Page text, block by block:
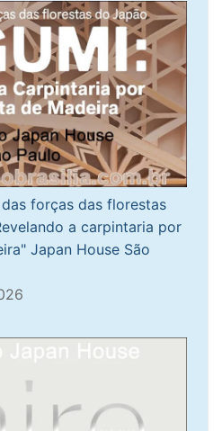
forças das florestas
a carpintaria por
Japan House São